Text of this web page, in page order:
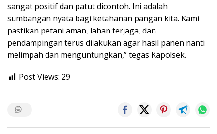
sangat positif dan patut dicontoh. Ini adalah
sumbangan nyata bagi ketahanan pangan kita. Kami
pastikan petani aman, lahan terjaga, dan
pendampingan terus dilakukan agar hasil panen nanti
melimpah dan menguntungkan,” tegas Kapolsek.
Post Views: 29